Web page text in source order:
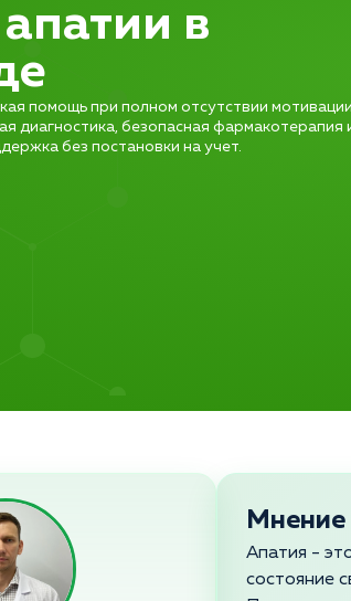
в
помощь при полном отсутствии
диагностика, безопасная фармакотерапия
без постановки на учет.
Мнение
Апатия -
состояние